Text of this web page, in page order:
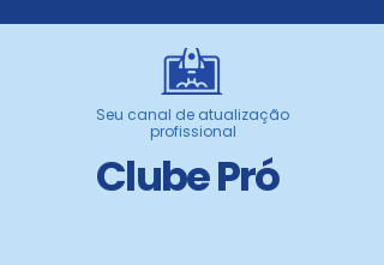
Seu canal de atualização
profissional
Clube Pró